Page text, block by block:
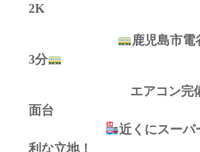
2K
鹿児島市電
3分
エアコン完備・収
面台
近くにスーパ
利な立地！